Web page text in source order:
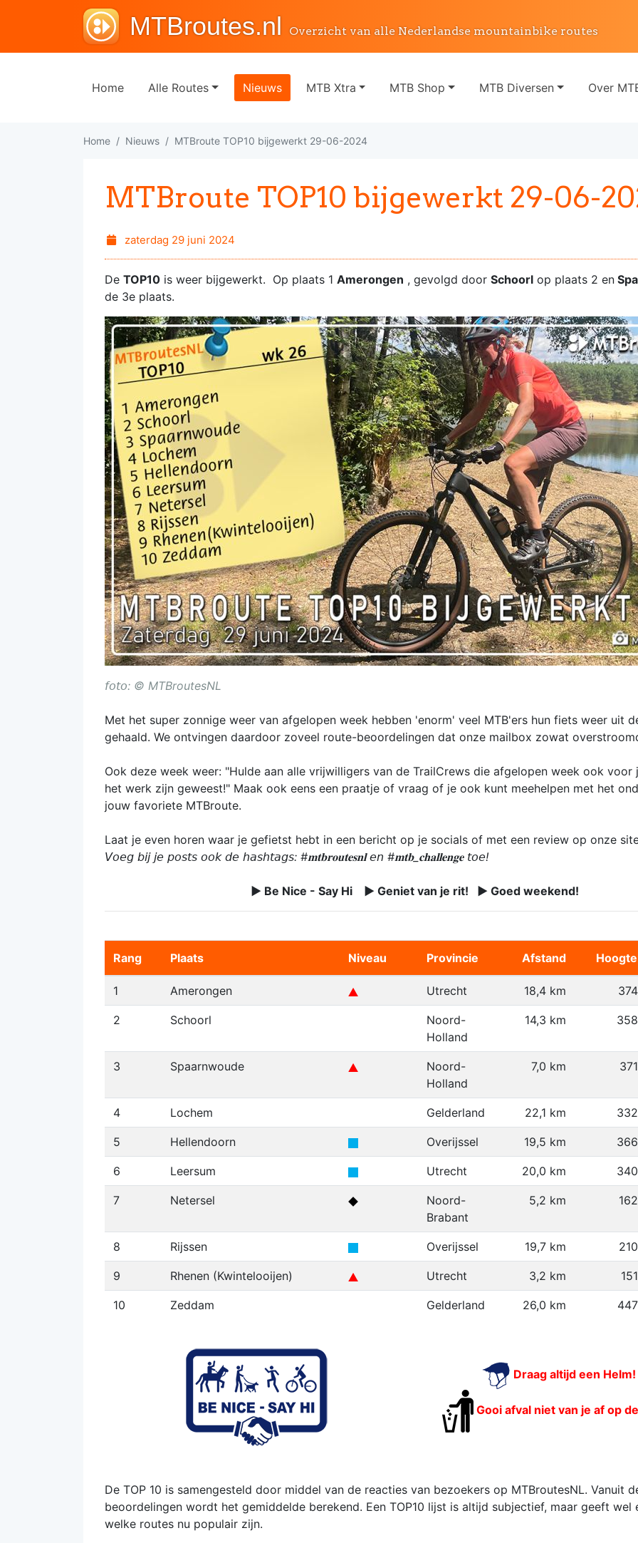
MTBroutes.nl Overzicht van alle Nederlandse mountainbike routes
Home Alle Routes Nieuws MTB Xtra MTB Shop MTB Diversen Over
Home Nieuws MTBroute TOP10 bijgewerkt 29-06-2024
MTBroute TOP10 bijgewerkt 29-06-
zaterdag 29 juni 2024
De TOP10 is weer bijgewerkt. Op plaats 1 Amerongen , gevolgd door Schoorl op plaats 2 en
de 3e plaats.
𝘧𝘰𝘵𝘰: © MTBroutesNL
Met het super zonnige weer van afgelopen week hebben 'enorm' veel MTB'ers hun fiets weer uit
gehaald. We ontvingen daardoor zoveel route-beoordelingen dat onze mailbox zowat
Ook deze week weer: "Hulde aan alle vrijwilligers van de TrailCrews die afgelopen week ook voor
het werk zijn geweest!" Maak ook eens een praatje of vraag of je ook kunt meehelpen met het
jouw favoriete MTBroute.
Laat je even horen waar je gefietst hebt in een bericht op je socials of met een review op onze
𝘝𝘰𝘦𝘨 𝘣𝘪𝘫 𝘫𝘦 𝘱𝘰𝘴𝘵𝘴 𝘰𝘰𝘬 𝘥𝘦 𝘩𝘢𝘴𝘩𝘵𝘢𝘨𝘴: #𝐦𝐭𝐛𝐫𝐨𝐮𝐭𝐞𝐬𝐧𝐥 𝘦𝘯 #𝐦𝐭𝐛_𝐜𝐡𝐚𝐥𝐥𝐞𝐧𝐠𝐞 𝘵𝘰𝘦!
► Be Nice - Say Hi ► Geniet van je rit! ► Goed weekend!
Rang Plaats Niveau Provincie Afstand
1 Amerongen Utrecht 18,4 km
2 Schoorl
Noord-
Holland
14,3 km
3 Spaarnwoude
Noord-
Holland
7,0 km
4 Lochem Gelderland 22,1 km
5 Hellendoorn Overijssel 19,5 km
6 Leersum Utrecht 20,0 km
7 Netersel
Noord-
Brabant
5,2 km
8 Rijssen Overijssel 19,7 km
9 Rhenen (Kwintelooijen) Utrecht 3,2 km
10 Zeddam Gelderland 26,0 km
Draag altijd een Helm!
Gooi afval niet van je af op
De TOP 10 is samengesteld door middel van de reacties van bezoekers op MTBroutesNL. Vanuit
beoordelingen wordt het gemiddelde berekend. Een TOP10 lijst is altijd subjectief, maar geeft wel
welke routes nu populair zijn.